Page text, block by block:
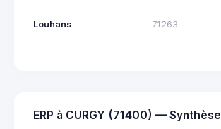
Louhans 71263
ERP à CURGY (71400) — Synthèse